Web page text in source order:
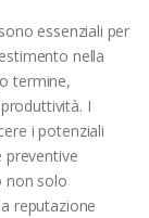
essenziali per
nella
termine,
I
i potenziali
preventive
non solo
reputazione